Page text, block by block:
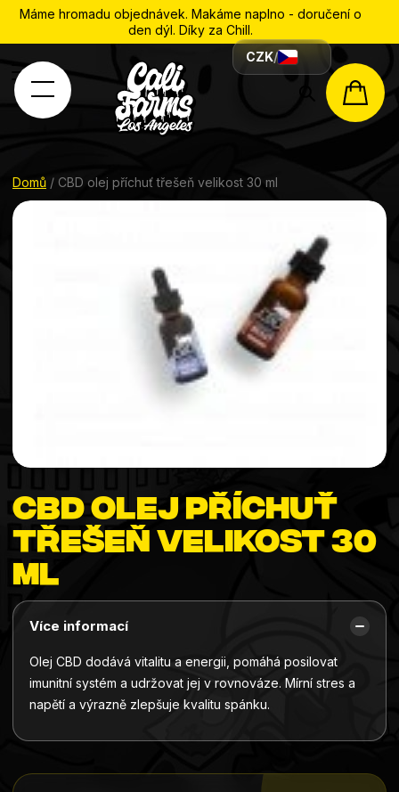
Máme hromadu objednávek. Makáme naplno - doručení o
den dýl. Díky za Chill.
CZK/
Hledat
Domů / CBD olej příchuť třešeň velikost 30 ml
CBD olej příchuť
třešeň velikost 30
ml
Více informací
Olej CBD dodává vitalitu a energii, pomáhá posilovat
imunitní systém a udržovat jej v rovnováze. Mírní stres a
napětí a výrazně zlepšuje kvalitu spánku.